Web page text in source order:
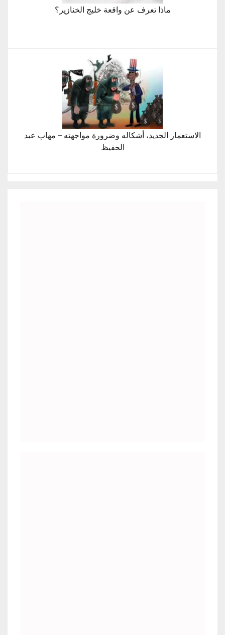
ماذا تعرف عن واقعة خليج الخنازير؟
الاستعمار الجديد، أشكاله وضرورة مواجهته – مهاب عبد
الحفيظ